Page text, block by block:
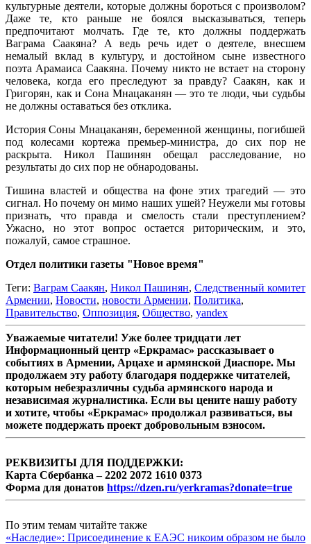
культурные деятели, которые должны бороться с произволом?
Даже те, кто раньше не боялся высказываться, теперь
предпочитают молчать. Где те, кто должны поддержать
Ваграма Саакяна? А ведь речь идет о деятеле, внесшем
немалый вклад в культуру, и достойном сыне известного
поэта Арамаиса Саакяна. Почему никто не встает на сторону
человека, когда его преследуют за правду? Саакян, как и
Григорян, как и Сона Мнацаканян — это те люди, чьи судьбы
не должны оставаться без отклика.
История Соны Мнацаканян, беременной женщины, погибшей
под колесами кортежа премьер-министра, до сих пор не
раскрыта. Никол Пашинян обещал расследование, но
результаты до сих пор не обнародованы.
Тишина властей и общества на фоне этих трагедий — это
сигнал. Но почему он мимо наших ушей? Неужели мы готовы
признать, что правда и смелость стали преступлением?
Ужасно, но этот вопрос остается риторическим, и это,
пожалуй, самое страшное.
Отдел политики газеты "Новое время"
Теги: Ваграм Саакян, Никол Пашинян, Следственный комитет
Армении, Новости, новости Армении, Политика,
Правительство, Оппозиция, Общество, yandex
Уважаемые читатели! Уже более тридцати лет
Информационный центр «Еркрамас» рассказывает о
событиях в Армении, Арцахе и армянской Диаспоре. Мы
продолжаем эту работу благодаря поддержке читателей,
которым небезразличны судьба армянского народа и
независимая журналистика. Если вы цените нашу работу
и хотите, чтобы «Еркрамас» продолжал развиваться, вы
можете поддержать проект добровольным взносом.
РЕКВИЗИТЫ ДЛЯ ПОДДЕРЖКИ:
Карта Сбербанка – 2202 2072 1610 0373
Форма для донатов https://dzen.ru/yerkramas?donate=true
По этим темам читайте также
«Наследие»: Присоединение к ЕАЭС никоим образом не было